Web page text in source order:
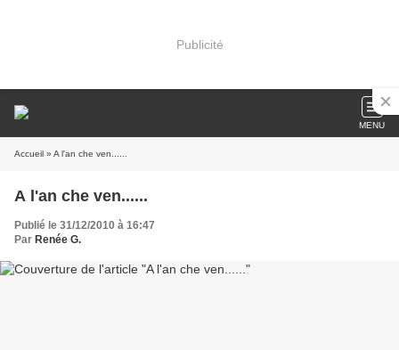
Publicité
MENU
Accueil » A l'an che ven......
A l'an che ven......
Publié le 31/12/2010 à 16:47
Par Renée G.